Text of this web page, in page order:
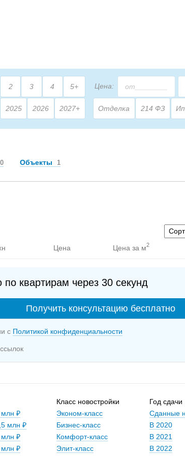
2 3 4 5+ Цена:
2025 2026 2027+ Отделка 214 ФЗ
2
0 Объекты 1
Цена Цена за м2
квартирам через 30 секунд
с Политикой конфиденциальности
млн ₽
млн ₽
млн ₽
млн ₽
Класс новостройки
Эконом-класс
Бизнес-класс
Комфорт-класс
Элит-класс
Год сдачи
Сданные
В 2020
В 2021
В 2022